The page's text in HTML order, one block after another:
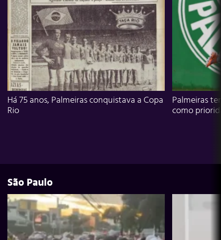
Há 75 anos, Palmeiras conquistava a Copa
Rio
Palmeiras
como
São Paulo